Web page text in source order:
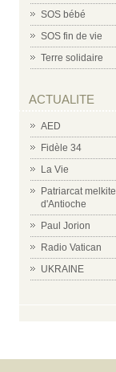
SOS bébé
SOS fin de vie
Terre solidaire
ACTUALITE
AED
Fidèle 34
La Vie
Patriarcat melkite
d'Antioche
Paul Jorion
Radio Vatican
UKRAINE